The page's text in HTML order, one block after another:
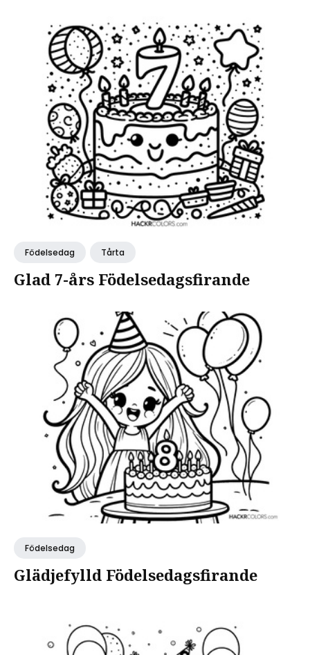
Födelsedag Tårta
Glad 7-års Födelsedagsfirande
Födelsedag
Glädjefylld Födelsedagsfirande